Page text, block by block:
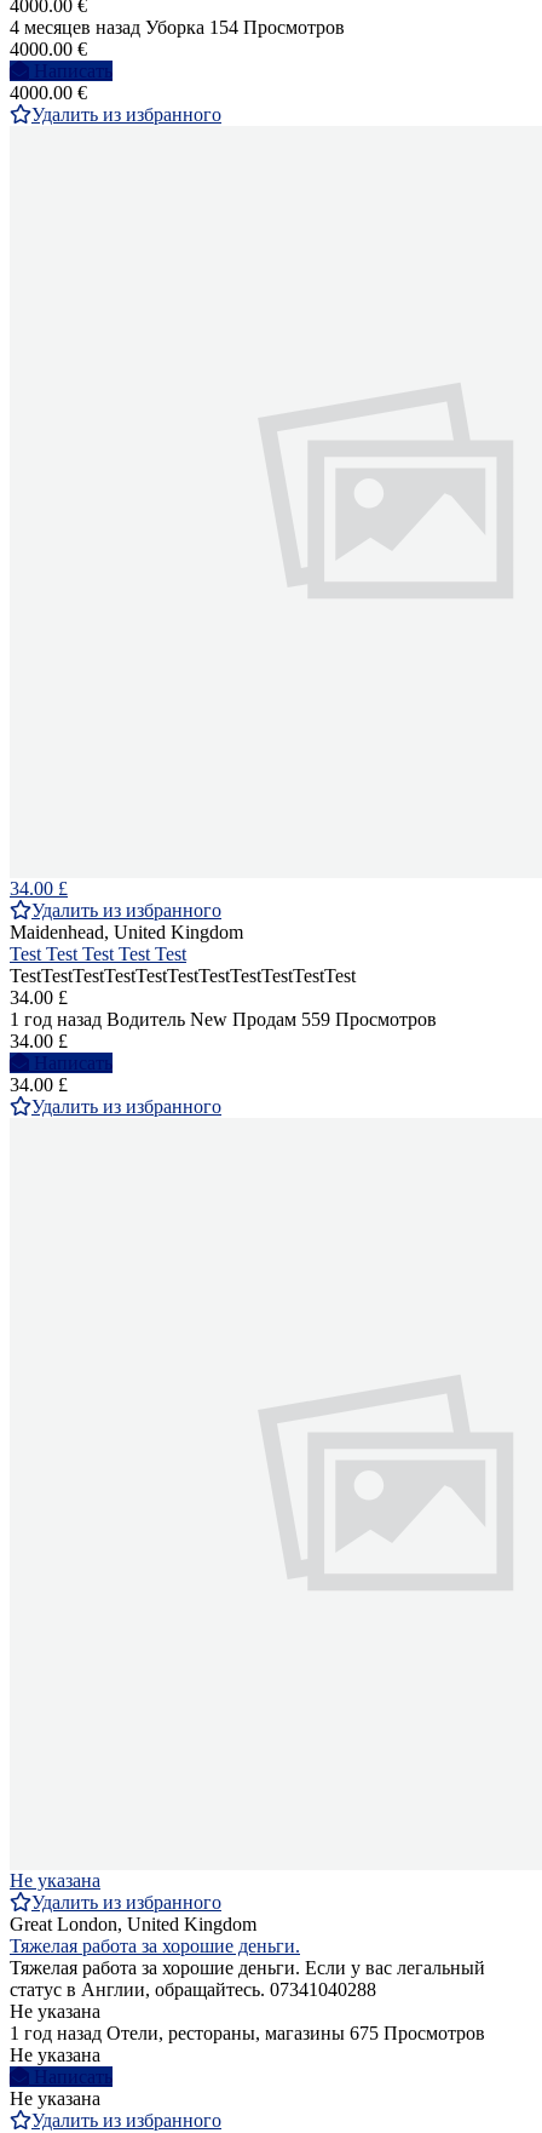
4000.00 €
4 месяцев назад Уборка 154 Просмотров
4000.00 €
Написать
4000.00 €
Удалить из избранного
34.00 £
Удалить из избранного
Maidenhead, United Kingdom
Test Test Test Test Test
TestTestTestTestTestTestTestTestTestTestTest
34.00 £
1 год назад Водитель New Продам 559 Просмотров
34.00 £
Написать
34.00 £
Удалить из избранного
Не указана
Удалить из избранного
Great London, United Kingdom
Тяжелая работа за хорошие деньги.
Тяжелая работа за хорошие деньги. Если у вас легальный
статус в Англии, обращайтесь. 07341040288
Не указана
1 год назад Отели, рестораны, магазины 675 Просмотров
Не указана
Написать
Не указана
Удалить из избранного